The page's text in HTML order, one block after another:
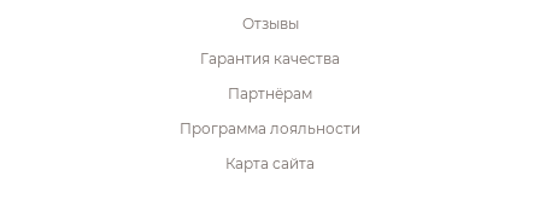
Отзывы
Гарантия качества
Партнёрам
Программа лояльности
Карта сайта